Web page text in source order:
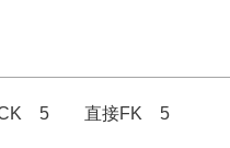
5 直接FK 5